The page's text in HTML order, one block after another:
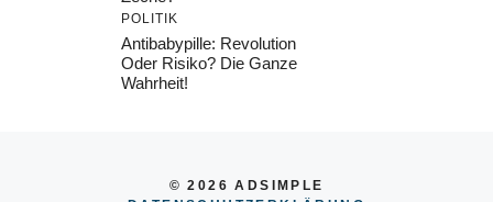
POLITIK
Antibabypille: Revolution
Oder Risiko? Die Ganze
Wahrheit!
© 2026 ADSIMPLE